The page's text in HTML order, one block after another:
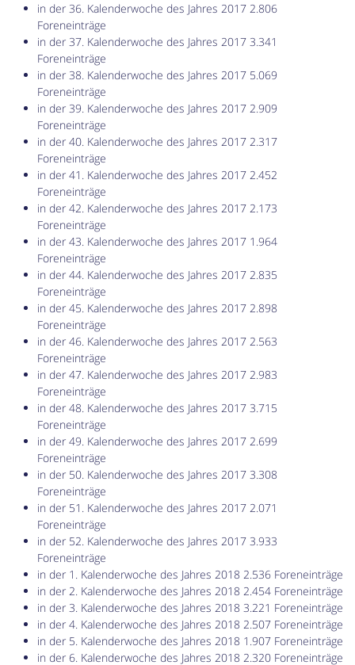
in der 36. Kalenderwoche des Jahres 2017 2.806
Foreneinträge
in der 37. Kalenderwoche des Jahres 2017 3.341
Foreneinträge
in der 38. Kalenderwoche des Jahres 2017 5.069
Foreneinträge
in der 39. Kalenderwoche des Jahres 2017 2.909
Foreneinträge
in der 40. Kalenderwoche des Jahres 2017 2.317
Foreneinträge
in der 41. Kalenderwoche des Jahres 2017 2.452
Foreneinträge
in der 42. Kalenderwoche des Jahres 2017 2.173
Foreneinträge
in der 43. Kalenderwoche des Jahres 2017 1.964
Foreneinträge
in der 44. Kalenderwoche des Jahres 2017 2.835
Foreneinträge
in der 45. Kalenderwoche des Jahres 2017 2.898
Foreneinträge
in der 46. Kalenderwoche des Jahres 2017 2.563
Foreneinträge
in der 47. Kalenderwoche des Jahres 2017 2.983
Foreneinträge
in der 48. Kalenderwoche des Jahres 2017 3.715
Foreneinträge
in der 49. Kalenderwoche des Jahres 2017 2.699
Foreneinträge
in der 50. Kalenderwoche des Jahres 2017 3.308
Foreneinträge
in der 51. Kalenderwoche des Jahres 2017 2.071
Foreneinträge
in der 52. Kalenderwoche des Jahres 2017 3.933
Foreneinträge
in der 1. Kalenderwoche des Jahres 2018 2.536 Foreneinträge
in der 2. Kalenderwoche des Jahres 2018 2.454 Foreneinträge
in der 3. Kalenderwoche des Jahres 2018 3.221 Foreneinträge
in der 4. Kalenderwoche des Jahres 2018 2.507 Foreneinträge
in der 5. Kalenderwoche des Jahres 2018 1.907 Foreneinträge
in der 6. Kalenderwoche des Jahres 2018 2.320 Foreneinträge